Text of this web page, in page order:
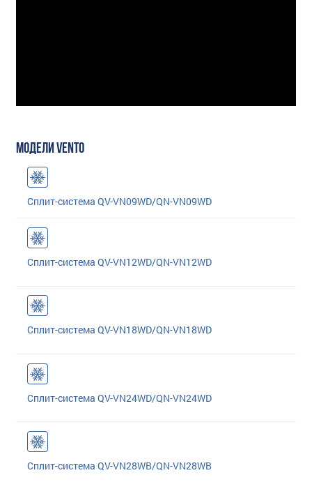
МОДЕЛИ VENTO
Сплит-система QV-VN09WD/QN-VN09WD
Сплит-система QV-VN12WD/QN-VN12WD
Сплит-система QV-VN18WD/QN-VN18WD
Сплит-система QV-VN24WD/QN-VN24WD
Сплит-система QV-VN28WB/QN-VN28WB